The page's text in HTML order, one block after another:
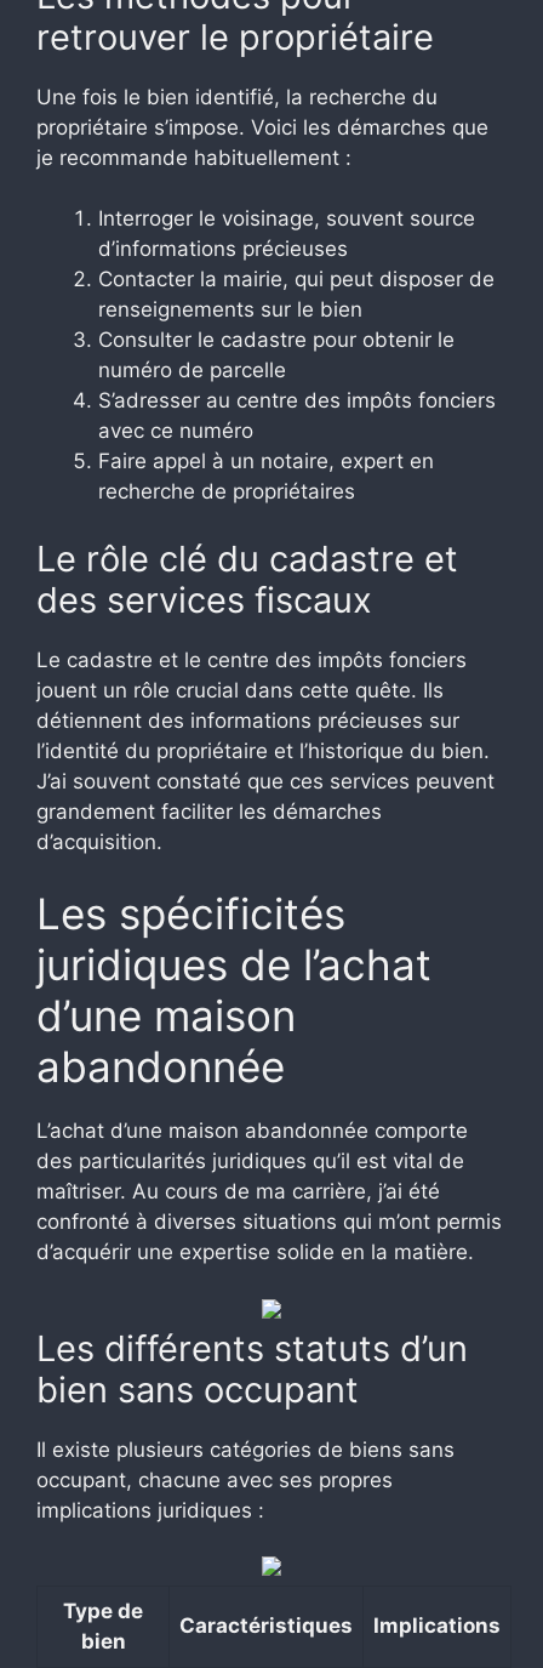
retrouver le propriétaire
Une fois le bien identifié, la recherche du
propriétaire s’impose. Voici les démarches que
je recommande habituellement :
Interroger le voisinage, souvent source
d’informations précieuses
Contacter la mairie, qui peut disposer de
renseignements sur le bien
Consulter le cadastre pour obtenir le
numéro de parcelle
S’adresser au centre des impôts fonciers
avec ce numéro
Faire appel à un notaire, expert en
recherche de propriétaires
Le rôle clé du cadastre et
des services fiscaux
Le cadastre et le centre des impôts fonciers
jouent un rôle crucial dans cette quête. Ils
détiennent des informations précieuses sur
l’identité du propriétaire et l’historique du bien.
J’ai souvent constaté que ces services peuvent
grandement faciliter les démarches
d’acquisition.
Les spécificités
juridiques de l’achat
d’une maison
abandonnée
L’achat d’une maison abandonnée comporte
des particularités juridiques qu’il est vital de
maîtriser. Au cours de ma carrière, j’ai été
confronté à diverses situations qui m’ont permis
d’acquérir une expertise solide en la matière.
Les différents statuts d’un
bien sans occupant
Il existe plusieurs catégories de biens sans
occupant, chacune avec ses propres
implications juridiques :
Type de
bien
Caractéristiques Implications